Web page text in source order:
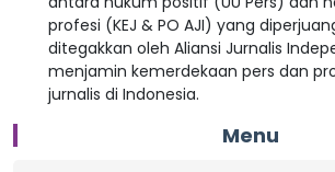
profesi (KEJ & PO AJI) yang
ditegakkan oleh Aliansi Jurnalis
menjamin kemerdekaan pers dan
jurnalis di Indonesia.
Menu